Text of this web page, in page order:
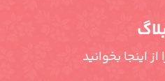
اینجا بخوانید